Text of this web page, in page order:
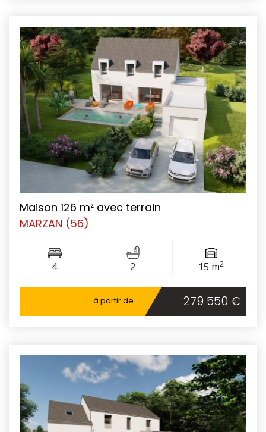
Maison 126 m² avec terrain
MARZAN (56)
4 2 15 m2
à partir de 279 550 €